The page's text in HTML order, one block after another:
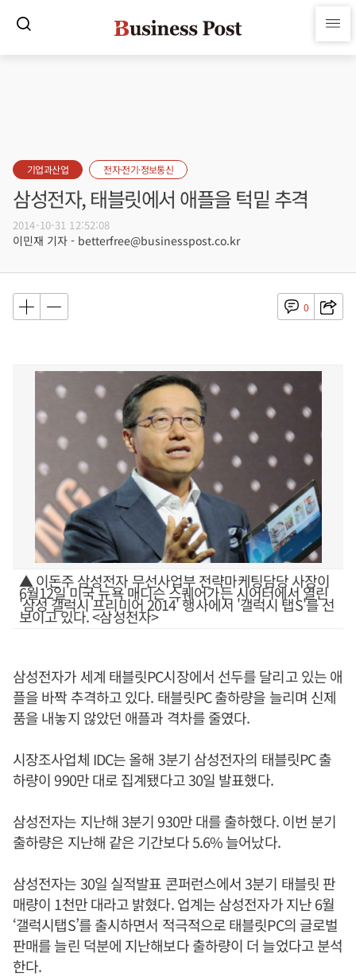
기업과산업 전자·전기·정보통신
삼성전자, 태블릿에서 애플을 턱밑 추격
2014-10-31 12:52:08
이민재 기자 - betterfree@businesspost.co.kr
0
▲ 이돈주 삼성전자 무선사업부 전략마케팅담당 사장이
6월12일 미국 뉴욕 매디슨 스퀘어가든 시어터에서 열린
'삼성 갤럭시 프리미어 2014' 행사에서 '갤럭시 탭S'를 선
보이고 있다. <삼성전자>
삼성전자가 세계 태블릿PC시장에서 선두를 달리고 있는 애
플을 바짝 추격하고 있다. 태블릿PC 출하량을 늘리며 신제
품을 내놓지 않았던 애플과 격차를 줄였다.
시장조사업체 IDC는 올해 3분기 삼성전자의 태블릿PC 출
하량이 990만 대로 집계됐다고 30일 발표했다.
삼성전자는 지난해 3분기 930만 대를 출하했다. 이번 분기
출하량은 지난해 같은 기간보다 5.6% 늘어났다.
삼성전자는 30일 실적발표 콘퍼런스에서 3분기 태블릿 판
매량이 1천만 대라고 밝혔다. 업계는 삼성전자가 지난 6월
‘갤럭시탭S’를 출시하면서 적극적으로 태블릿PC의 글로벌
판매를 늘린 덕분에 지난해보다 출하량이 더 늘었다고 분석
한다.